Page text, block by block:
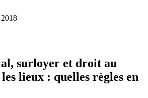
surloyer et droit au
lieux : quelles règles en